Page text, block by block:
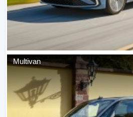
Multivan